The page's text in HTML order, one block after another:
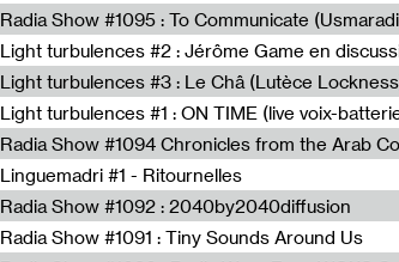
Radia Show #1095 : To Communicate
Light turbulences #3 : Le Châ (Lutèce
Linguemadri #1 - Ritournelles
Radia Show #1092 : 2040by2040diffusion
Radia Show #1091 : Tiny Sounds Around Us